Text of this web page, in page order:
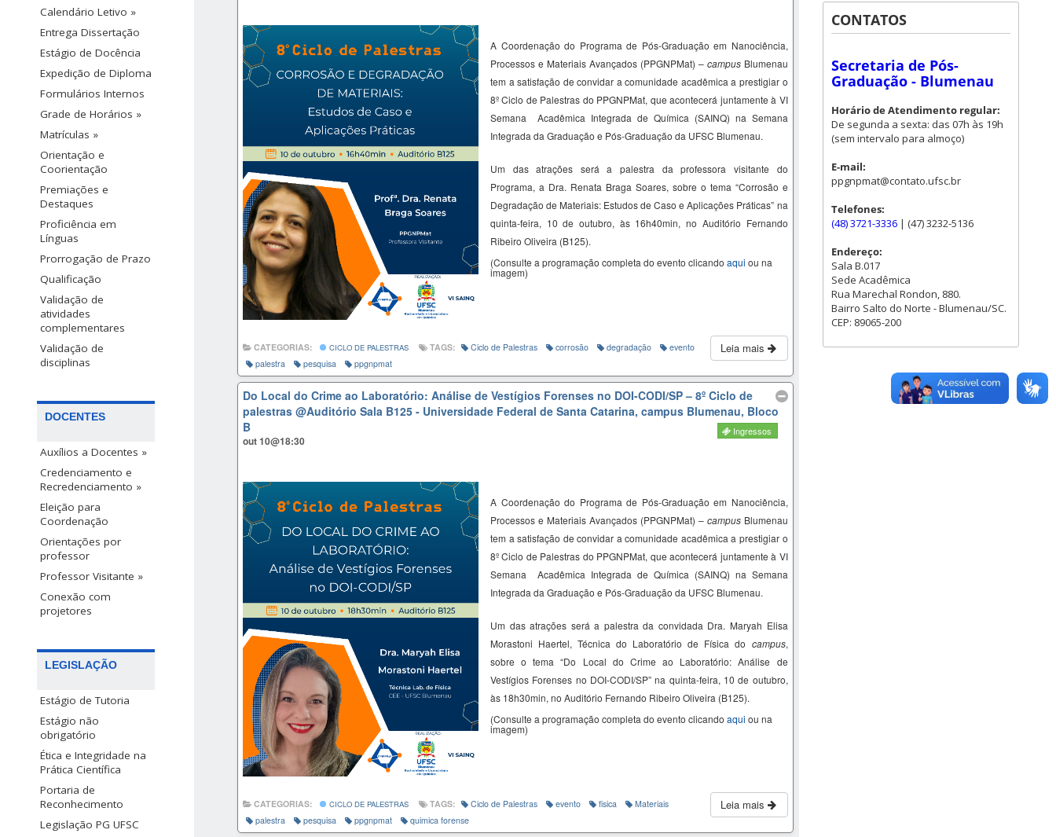
Calendário Letivo »
Entrega Dissertação
Estágio de Docência
Expedição de Diploma
Formulários Internos
Grade de Horários »
Matrículas »
Orientação e
Coorientação
Premiações e
Destaques
Proficiência em
Línguas
Prorrogação de Prazo
Qualificação
Validação de
atividades
complementares
Validação de
disciplinas
DOCENTES
Auxílios a Docentes »
Credenciamento e
Recredenciamento »
Eleição para
Coordenação
Orientações por
professor
Professor Visitante »
Conexão com
projetores
LEGISLAÇÃO
Estágio de Tutoria
Estágio não
obrigatório
Ética e Integridade na
Prática Científica
Portaria de
Reconhecimento
Legislação PG UFSC
A Coordenação do Programa de Pós-Graduação em Nanociência,
Processos e Materiais Avançados (PPGNPMat) – campusBlumenau
tem a satisfação de convidar a comunidade acadêmica a prestigiar o
8º Ciclo de Palestras do PPGNPMat, que acontecerá juntamente à VI
Semana Acadêmica Integrada de Química (SAINQ) na Semana
Integrada da Graduação e Pós-Graduação da UFSC Blumenau.
Um das atrações será a palestra da professora visitante do
Programa, a Dra. Renata Braga Soares, sobre o tema “Corrosão e
Degradação de Materiais: Estudos de Caso e Aplicações Práticas” na
quinta-feira, 10 de outubro, às 16h40min, no Auditório Fernando
Ribeiro Oliveira (B125).
(Consulte a programação completa do evento clicando aqui ou na
imagem)
Leia mais
CATEGORIAS: CICLO DE PALESTRAS TAGS: Ciclo de Palestras corrosão degradação
evento
palestra
pesquisa ppgnpmat
Do Local do Crime ao Laboratório: Análise de Vestígios Forenses no DOI-CODI/SP – 8º Ciclo de
palestras @Auditório Sala B125 - Universidade Federal de Santa Catarina, campus Blumenau, Bloco
B
Ingressos
out 10@18:30
A Coordenação do Programa de Pós-Graduação em Nanociência,
Processos e Materiais Avançados (PPGNPMat) – campusBlumenau
tem a satisfação de convidar a comunidade acadêmica a prestigiar o
8º Ciclo de Palestras do PPGNPMat, que acontecerá juntamente à VI
Semana Acadêmica Integrada de Química (SAINQ) na Semana
Integrada da Graduação e Pós-Graduação da UFSC Blumenau.
Um das atrações será a palestra da convidada Dra. Maryah Elisa
Morastoni Haertel, Técnica do Laboratório de Física do campus,
sobre o tema “Do Local do Crime ao Laboratório: Análise de
Vestígios Forenses no DOI-CODI/SP” na quinta-feira, 10 de outubro,
às 18h30min, no Auditório Fernando Ribeiro Oliveira (B125).
(Consulte a programação completa do evento clicando aqui ou na
imagem)
Leia mais
CATEGORIAS: CICLO DE PALESTRAS TAGS: Ciclo de Palestras evento fisica
Materiais
palestra
pesquisa ppgnpmat quimica forense
CONTATOS
Secretaria de Pós-
Graduação - Blumenau
Horário de Atendimento regular:
De segunda a sexta: das 07h às 19h
(sem intervalo para almoço)
E-mail:
ppgnpmat@contato.ufsc.br
Telefones:
(48) 3721-3336 | (47) 3232-5136
Endereço:
Sala B.017
Sede Acadêmica
Rua Marechal Rondon, 880.
Bairro Salto do Norte - Blumenau/SC.
CEP: 89065-200